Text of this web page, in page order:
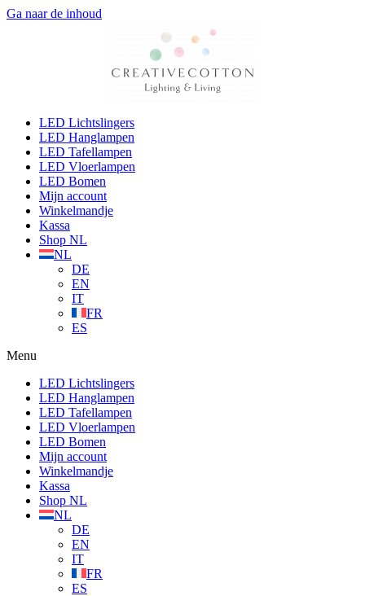
Ga naar de inhoud
LED Lichtslingers
LED Hanglampen
LED Tafellampen
LED Vloerlampen
LED Bomen
Mijn account
Winkelmandje
Kassa
Shop NL
NL
DE
EN
IT
FR
ES
Menu
LED Lichtslingers
LED Hanglampen
LED Tafellampen
LED Vloerlampen
LED Bomen
Mijn account
Winkelmandje
Kassa
Shop NL
NL
DE
EN
IT
FR
ES